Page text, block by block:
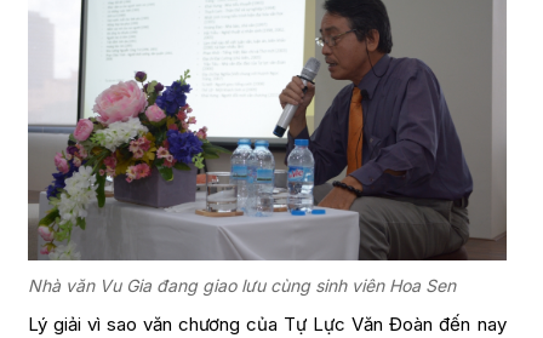
Nhà văn Vu Gia đang giao lưu cùng sinh viên Hoa Sen
Lý giải vì sao văn chương của Tự Lực Văn Đoàn đến nay